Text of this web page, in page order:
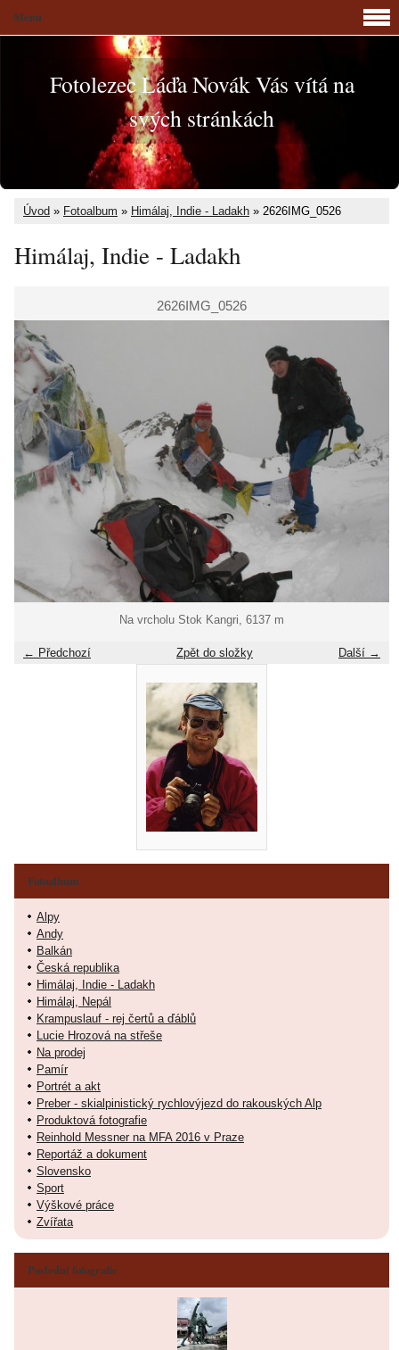
Fotolezec Láďa Novák Vás vítá na
svých stránkách
Úvod » Fotoalbum » Himálaj, Indie - Ladakh » 2626IMG_0526
Himálaj, Indie - Ladakh
2626IMG_0526
Na vrcholu Stok Kangri, 6137 m
← Předchozí Další →
Zpět do složky
Menu
Fotoalbum
Alpy
Andy
Balkán
Česká republika
Himálaj, Indie - Ladakh
Himálaj, Nepál
Krampuslauf - rej čertů a ďáblů
Lucie Hrozová na střeše
Na prodej
Pamír
Portrét a akt
Preber - skialpinistický rychlovýjezd do rakouských Alp
Produktová fotografie
Reinhold Messner na MFA 2016 v Praze
Reportáž a dokument
Slovensko
Sport
Výškové práce
Zvířata
Poslední fotografie